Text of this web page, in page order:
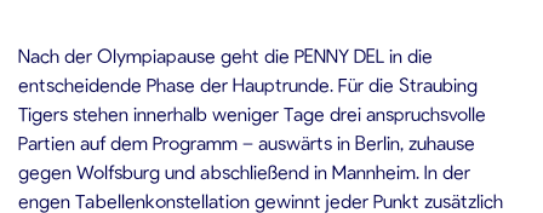
Nach der Olympiapause geht die PENNY DEL in die
entscheidende Phase der Hauptrunde. Für die Straubing
Tigers stehen innerhalb weniger Tage drei anspruchsvolle
Partien auf dem Programm – auswärts in Berlin, zuhause
gegen Wolfsburg und abschließend in Mannheim. In der
engen Tabellenkonstellation gewinnt jeder Punkt zusätzlich